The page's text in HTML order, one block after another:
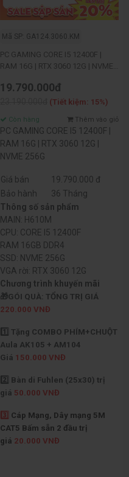
Mã SP: GA124.3060.KM
PC GAMING CORE I5 12400F |
RAM 16G | RTX 3060 12G | NVME
19.790.000đ
(Tiết kiệm: 15%)
Còn hàng Thêm vào giỏ
PC GAMING CORE I5 12400F |
RAM 16G | RTX 3060 12G |
NVME 256G
Giá bán
19.790.000 đ
Bảo hành
36 Tháng
Thông số sản phẩm
MAIN: H610M
CPU: CORE I5 12400F
RAM 16GB DDR4
SSD: NVME 256G
VGA rời: RTX 3060 12G
Chương trình khuyến mãi
🎁GÓI QUÀ: TỔNG TRỊ GIÁ
220.000 VNĐ
1️⃣ Tặng COMBO PHÍM+CHUỘT
Aula AK105 + AM104
Giá 150.000 VNĐ
2️⃣ Bàn di Fuhlen (25x30) trị
giá 50.000 VNĐ
3️⃣ Cáp Mạng, Dây mạng 5M
CAT5 Bấm sẵn 2 đầu trị
giá 20.000 VNĐ